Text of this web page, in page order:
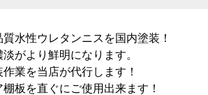
水性ウレタンニスを国内塗装！
がより鮮明になります。
業を当店が代行します！
板を直ぐにご使用出来ます！